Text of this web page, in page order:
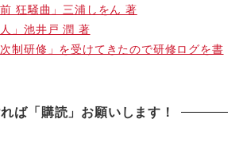
狂騒曲」三浦しをん 著
」池井戸 潤 著
制研修」を受けてきたので研修ログを書
ば「購読」お願いします！